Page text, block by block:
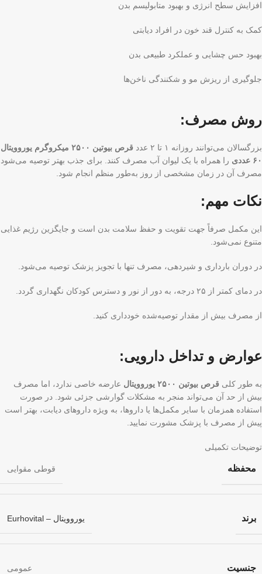
افزایش سطح انرژی و بهبود متابولیسم بدن
کمک به کنترل قند خون در افراد دیابتی
بهبود حس چشایی و عملکرد طبیعی بدن
جلوگیری از ریزش مو و شکنندگی ناخن‌ها
روش مصرف:
بزرگسالان می‌توانند روزانه ۱ تا ۲ عدد
قرص بیوتین ۲۵۰۰ میکروگرم یوروویتال
۶۰ عددی
را همراه با یک لیوان آب مصرف کنند. برای جذب بهتر توصیه می‌شود
مصرف آن در زمان مشخصی از روز به‌طور منظم انجام شود.
نکات مهم:
این مکمل صرفاً جهت تقویت و حفظ سلامت بدن است و جایگزین رژیم غذایی
متنوع نمی‌شود.
در دوران بارداری و شیردهی، مصرف تنها با تجویز پزشک توصیه می‌شود.
در دمای کمتر از ۲۵ درجه، به دور از نور و دسترس کودکان نگهداری گردد.
از مصرف بیش از مقدار توصیه‌شده خودداری کنید.
عوارض و تداخل دارویی:
به طور کلی قرص بیوتین ۲۵۰۰ یوروویتال
عارضه خاصی ندارد، اما مصرف
بیش از حد آن می‌تواند منجر به مشکلات گوارشی جزئی شود. در صورت
استفاده همزمان با سایر مکمل‌ها یا داروها، به ویژه داروهای دیابت، بهتر است
پیش از مصرف با پزشک مشورت نمایید.
توضیحات تکمیلی
محفظه قوطی مقوایی
برند یوروویتال – Eurhovital
جنسیت عمومی